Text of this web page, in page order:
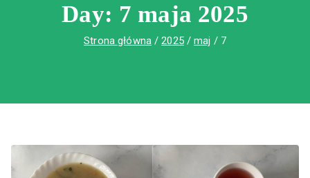
Day: 7 maja 2025
Strona główna 2025 maj 7